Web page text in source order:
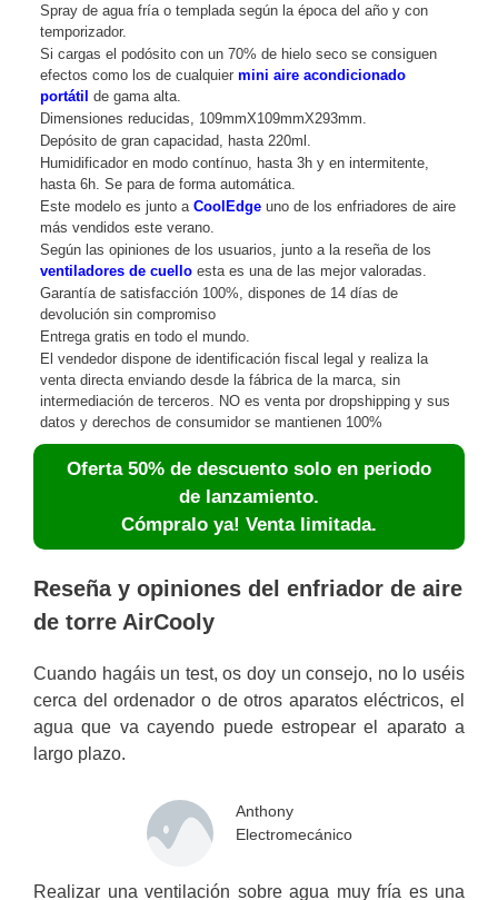
Spray de agua fría o templada según la época del año y con
temporizador.
Si cargas el podósito con un 70% de hielo seco se consiguen
efectos como los de cualquier mini aire acondicionado
portátil de gama alta.
Dimensiones reducidas, 109mmX109mmX293mm.
Depósito de gran capacidad, hasta 220ml.
Humidificador en modo contínuo, hasta 3h y en intermitente,
hasta 6h. Se para de forma automática.
Este modelo es junto a CoolEdge uno de los enfriadores de aire
más vendidos este verano.
Según las opiniones de los usuarios, junto a la reseña de los
ventiladores de cuello esta es una de las mejor valoradas.
Garantía de satisfacción 100%, dispones de 14 días de
devolución sin compromiso
Entrega gratis en todo el mundo.
El vendedor dispone de identificación fiscal legal y realiza la
venta directa enviando desde la fábrica de la marca, sin
intermediación de terceros. NO es venta por dropshipping y sus
datos y derechos de consumidor se mantienen 100%
Oferta 50% de descuento solo en periodo
de lanzamiento.
Cómpralo ya! Venta limitada.
Reseña y opiniones del enfriador de aire
de torre AirCooly
Cuando hagáis un test, os doy un consejo, no lo uséis
cerca del ordenador o de otros aparatos eléctricos, el
agua que va cayendo puede estropear el aparato a
largo plazo.
Anthony
Electromecánico
Realizar una ventilación sobre agua muy fría es una